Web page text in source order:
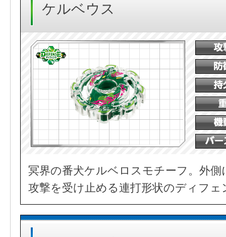
ケルベウス
冥界の番犬ケルベロスモチーフ。外
攻撃を受け止める連打形状のディフ